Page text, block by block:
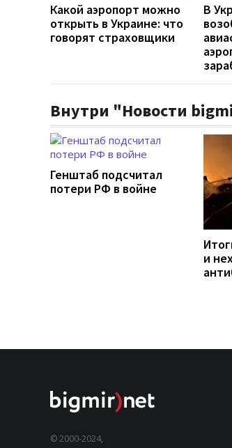
Какой аэропорт можно
открыть в Украине: что
говорят страховщики
В
Внутри "Новости
Генштаб подсчитал
потери РФ в войне
и
© 2000-2024,